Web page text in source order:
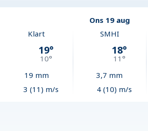
Ons 19 aug
Klart
19°
10°
19 mm
3 (11) m/s
SMHI
18°
11 °
3,7 mm
4 (10) m/s